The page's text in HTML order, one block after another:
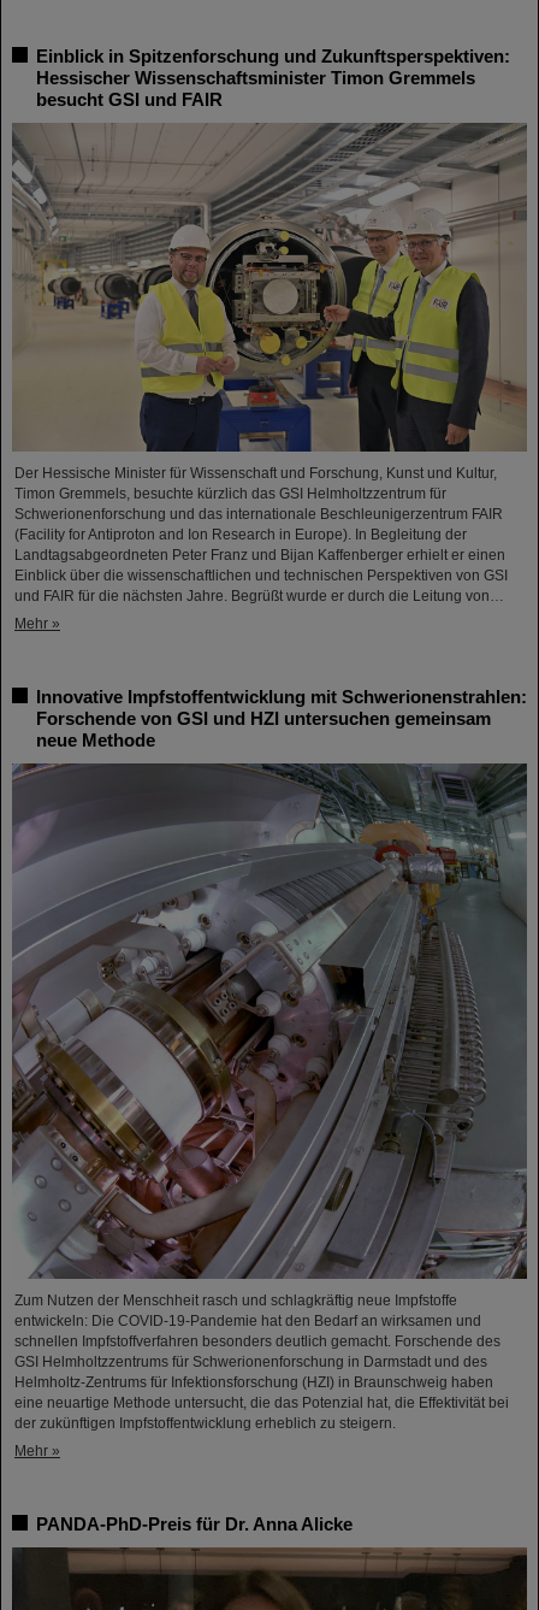
Einblick in Spitzenforschung und Zukunftsperspektiven:
Hessischer Wissenschaftsminister Timon Gremmels
besucht GSI und FAIR
Der Hessische Minister für Wissenschaft und Forschung, Kunst und Kultur,
Timon Gremmels, besuchte kürzlich das GSI Helmholtzzentrum für
Schwerionenforschung und das internationale Beschleunigerzentrum FAIR
(Facility for Antiproton and Ion Research in Europe). In Begleitung der
Landtagsabgeordneten Peter Franz und Bijan Kaffenberger erhielt er einen
Einblick über die wissenschaftlichen und technischen Perspektiven von GSI
und FAIR für die nächsten Jahre. Begrüßt wurde er durch die Leitung von…
Mehr »
Innovative Impfstoffentwicklung mit Schwerionenstrahlen:
Forschende von GSI und HZI untersuchen gemeinsam
neue Methode
Zum Nutzen der Menschheit rasch und schlagkräftig neue Impfstoffe
entwickeln: Die COVID-19-Pandemie hat den Bedarf an wirksamen und
schnellen Impfstoffverfahren besonders deutlich gemacht. Forschende des
GSI Helmholtzzentrums für Schwerionenforschung in Darmstadt und des
Helmholtz-Zentrums für Infektionsforschung (HZI) in Braunschweig haben
eine neuartige Methode untersucht, die das Potenzial hat, die Effektivität bei
der zukünftigen Impfstoffentwicklung erheblich zu steigern.
Mehr »
PANDA-PhD-Preis für Dr. Anna Alicke